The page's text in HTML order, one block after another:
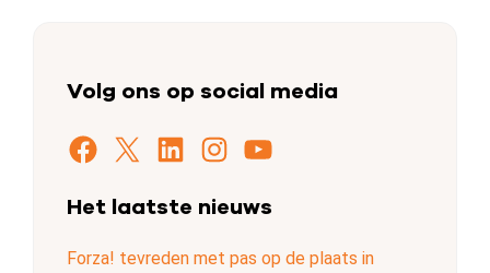
Volg ons op social media
Facebook X LinkedIn Instagram YouTube
Het laatste nieuws
Forza! tevreden met pas op de plaats in